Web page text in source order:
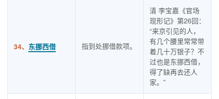
34、 东挪西借 指到处挪借款项。
清 李宝嘉《官场
现形记》第26回：
“来京引见的人，
有几个腰里常常带
着几十万银子？不
过也是东挪西借，
得了缺再去还人
家。”